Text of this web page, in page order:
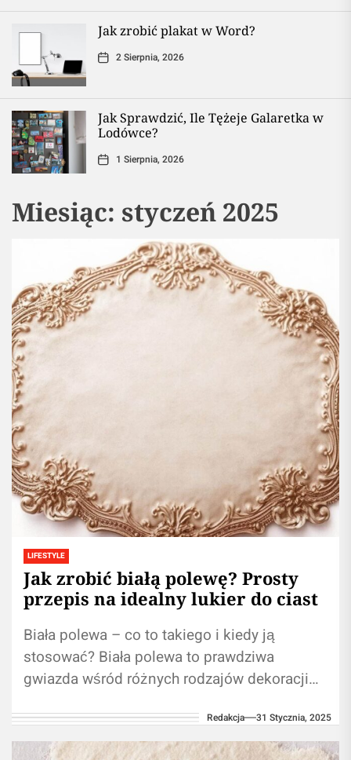
Jak zrobić plakat w Word?
2 Sierpnia, 2026
Jak Sprawdzić, Ile Tężeje Galaretka w
Lodówce?
1 Sierpnia, 2026
Miesiąc: styczeń 2025
LIFESTYLE
Jak zrobić białą polewę? Prosty
przepis na idealny lukier do ciast
Biała polewa – co to takiego i kiedy ją
stosować? Biała polewa to prawdziwa
gwiazda wśród różnych rodzajów dekoracji
Redakcja 31 Stycznia, 2025